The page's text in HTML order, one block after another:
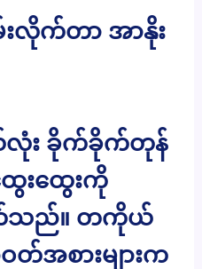
းလိုက်တာ အာနိုး
း ခိုက်ခိုက်တုန်
ေးထွေးကို
သည်။ တကိုယ်
အစားများက